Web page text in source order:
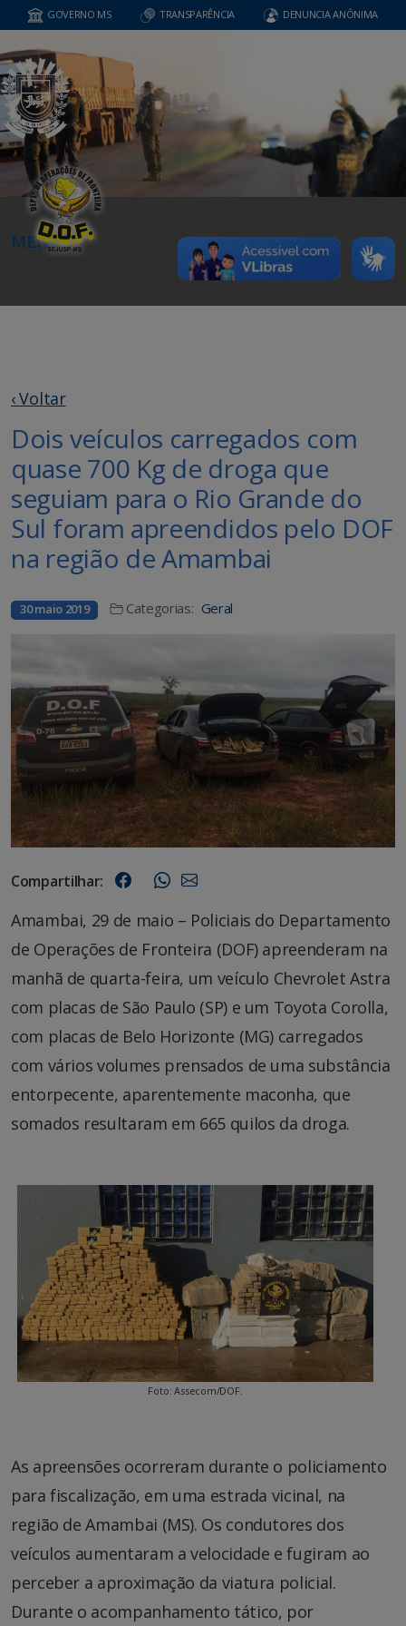
GOVERNO MS TRANSPARÊNCIA DENUNCIA ANÔNIMA
MENU
‹ Voltar
Dois veículos carregados com
quase 700 Kg de droga que
seguiam para o Rio Grande do
Sul foram apreendidos pelo DOF
na região de Amambai
30 maio 2019 Categorias: Geral
Compartilhar:
Amambai, 29 de maio – Policiais do Departamento
de Operações de Fronteira (DOF) apreenderam na
manhã de quarta-feira, um veículo Chevrolet Astra
com placas de São Paulo (SP) e um Toyota Corolla,
com placas de Belo Horizonte (MG) carregados
com vários volumes prensados de uma substância
entorpecente, aparentemente maconha, que
somados resultaram em 665 quilos da droga.
Foto: Assecom/DOF.
As apreensões ocorreram durante o policiamento
para fiscalização, em uma estrada vicinal, na
região de Amambai (MS). Os condutores dos
veículos aumentaram a velocidade e fugiram ao
perceber a aproximação da viatura policial.
Durante o acompanhamento tático, por